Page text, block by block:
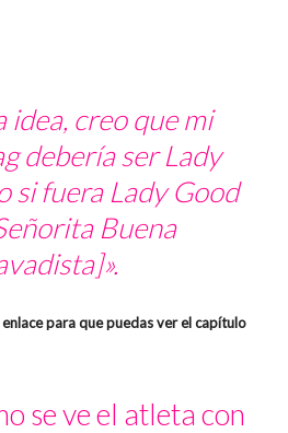
idea, creo que mi
debería ser Lady
si fuera Lady Good
Buena
para que puedas ver el capítulo
se ve el atleta con